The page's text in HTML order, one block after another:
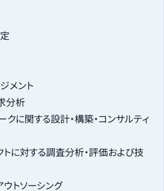
メント
分析
クに関する設計・構築・コンサルティ
に対する調査分析・評価および技
トソーシング